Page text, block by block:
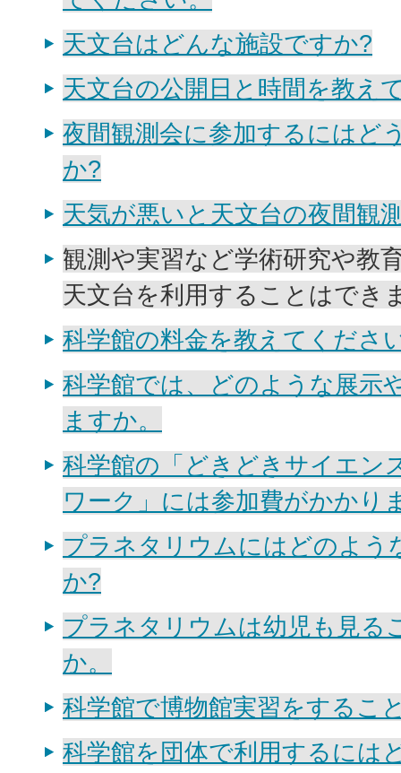
天文台はどんな施設ですか?
天文台の公開日と時間を教え
夜間観測会に参加するにはど
か?
天気が悪いと天文台の夜間観
観測や実習など学術研究や教
天文台を利用することはでき
科学館の料金を教えてくださ
科学館では、どのような展示
ますか。
科学館の「どきどきサイエン
ワーク」には参加費がかかり
プラネタリウムにはどのよう
か?
プラネタリウムは幼児も見る
か。
科学館で博物館実習をするこ
科学館を団体で利用するには